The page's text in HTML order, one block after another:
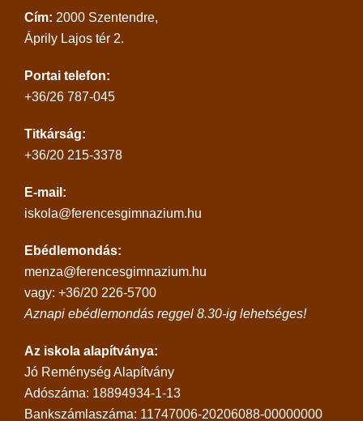
Cím: 2000 Szentendre,
Áprily Lajos tér 2.
Portai telefon:
+36/26 787-045
Titkárság:
+36/20 215-3378
E-mail:
iskola@ferencesgimnazium.hu
Ebédlemondás:
menza@ferencesgimnazium.hu
vagy: +36/20 226-5700
Aznapi ebédlemondás reggel 8.30-ig lehetséges!
Az iskola alapítványa:
Jó Reménység Alapítvány
Adószáma: 18894934-1-13
Bankszámlaszáma: 11747006-20206088-00000000